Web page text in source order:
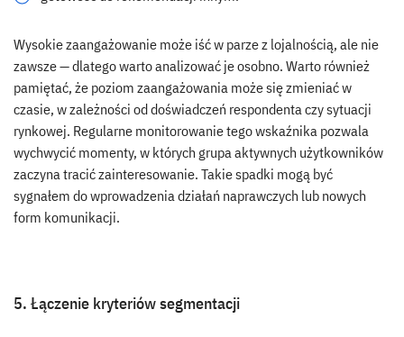
Wysokie zaangażowanie może iść w parze z lojalnością, ale nie
zawsze — dlatego warto analizować je osobno. Warto również
pamiętać, że poziom zaangażowania może się zmieniać w
czasie, w zależności od doświadczeń respondenta czy sytuacji
rynkowej. Regularne monitorowanie tego wskaźnika pozwala
wychwycić momenty, w których grupa aktywnych użytkowników
zaczyna tracić zainteresowanie. Takie spadki mogą być
sygnałem do wprowadzenia działań naprawczych lub nowych
form komunikacji.
5. Łączenie kryteriów segmentacji